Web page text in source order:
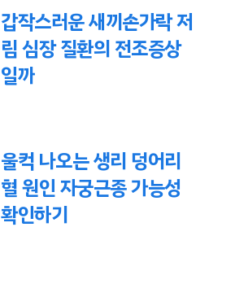
갑작스러운 새끼손가락 저
림 심장 질환의 전조증상
일까
울컥 나오는 생리 덩어리
혈 원인 자궁근종 가능성
확인하기